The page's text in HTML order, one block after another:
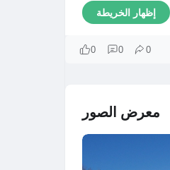
إظهار الخريطة
0 0 0
معرض الصور